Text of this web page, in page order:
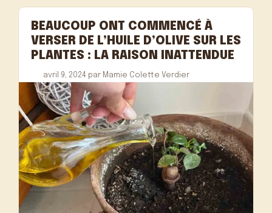
BEAUCOUP ONT COMMENCÉ À
VERSER DE L’HUILE D’OLIVE SUR LES
PLANTES : LA RAISON INATTENDUE
avril 9, 2024 par Mamie Colette Verdier